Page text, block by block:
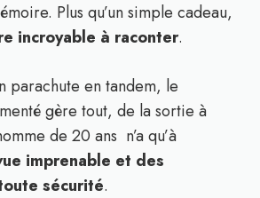
Plus qu’un simple cadeau,
incroyable à raconter.
parachute en tandem, le
gère tout, de la sortie à
de 20 ans n’a qu’à
imprenable et des
sécurité.